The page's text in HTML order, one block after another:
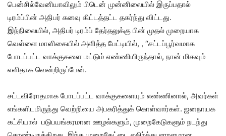
பென்சில்வேனியாவிலும் பிடென் முன்னிலையில் இருப்பதால்
டிரம்ப்பின் அதிபர் கனவு கிட்டத்தட்ட தகர்ந்து விட்டது.
இந்நிலையில், அதிபர் டிரம்ப் தேர்தலுக்கு பின் முதல் முறையாக
வெள்ளை மாளிகையில் அளித்த பேட்டியில், , ‘‘சட்டப்பூர்வமாக
போடப்பட்ட வாக்குகளை மட்டும் எண்ணியிருந்தால், நான் மிகவும்
எளிதாக வென்றிருப்பேன்.
சட்டவிரோதமாக போடப்பட்ட வாக்குகளையும் எண்ணினால், அவர்கள்
எங்களிடமிருந்து வெற்றியை அபகரித்துக் கொள்வார்கள். ஜனநாயக
கட்சியால் படுபயங்கரமான ஊழல்களும், முறைகேடுகளும் நடந்து